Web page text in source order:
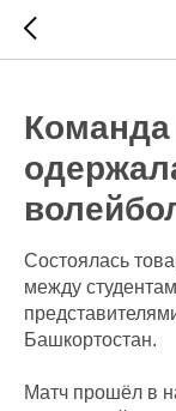
Команда
Состоялась
между
Башкортостан.
Матч прошёл в